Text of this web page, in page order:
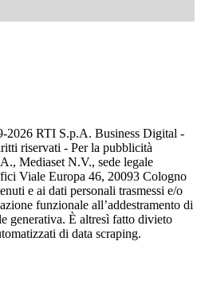
2026 RTI S.p.A. Business Digital -
riservati - Per la pubblicità
Mediaset N.V., sede legale
Viale Europa 46, 20093 Cologno
e ai dati personali trasmessi e/o
funzionale all’addestramento di
generativa. È altresì fatto divieto
di data scraping.